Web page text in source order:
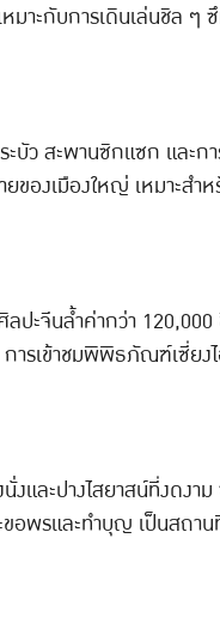
าะกับการเดินเล่นชิล ๆ
ะบัว สะพานซิกแซก และ
ของเมืองใหญ่ เหมาะส
ะจีนล้ำค่ากว่า
เข้าชมพิพิธภัณฑ์เซี่ยงไฮ้
และปางไสยาสน์ที่งดง
อพรและทำบุญ เป็นสถา